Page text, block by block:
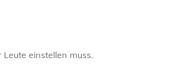
einstellen muss.